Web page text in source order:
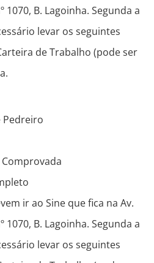
1070, B. Lagoinha. Segunda a
levar os seguintes
de Trabalho (pode ser
Pedreiro
ir ao Sine que fica na Av.
1070, B. Lagoinha. Segunda a
levar os seguintes